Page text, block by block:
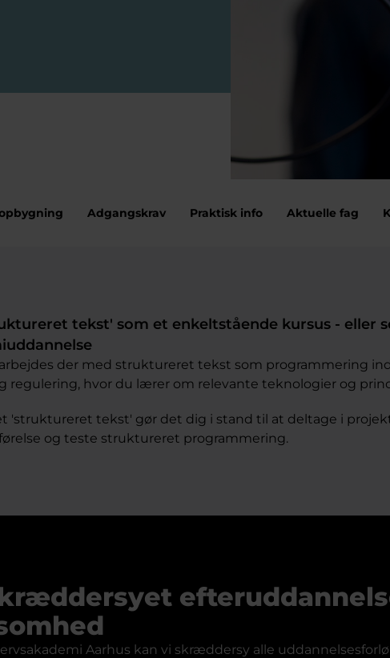
Adgangskrav Praktisk info Aktuelle fag
tekst' som et enkeltstående kursus - eller
der med struktureret tekst som programmering
regulering, hvor du lærer om relevante teknologier og
'struktureret tekst' gør det dig i stand til at deltage i
og teste struktureret programmering.
Aarhus kan vi skræddersy alle